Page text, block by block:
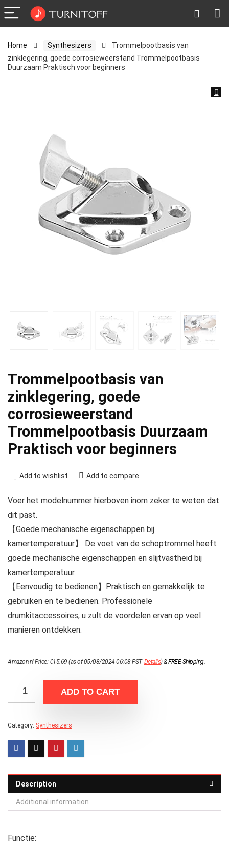
Home Synthesizers
Trommelpootbasis van
zinklegering, goede corrosieweerstand Trommelpootbasis
Duurzaam Praktisch voor beginners
Trommelpootbasis van
zinklegering, goede
corrosieweerstand
Trommelpootbasis Duurzaam
Praktisch voor beginners
Add to wishlist Add to compare
Voer het modelnummer hierboven inom zeker te weten dat
dit past.
【Goede mechanische eigenschappen bij
kamertemperatuur】 De voet van de schoptrommel heeft
goede mechanische eigenschappen en slijtvastheid bij
kamertemperatuur.
【Eenvoudig te bedienen】Praktisch en gemakkelijk te
gebruiken en te bedienen. Professionele
drumkitaccessoires, u zult de voordelen ervan op veel
manieren ontdekken.
Amazon.nl Price:€15.69 (as of 05/08/2024 06:08 PST-Details)&FREE Shipping.
ADD TO CART
Category: Synthesizers
Description
Additional information
Functie: